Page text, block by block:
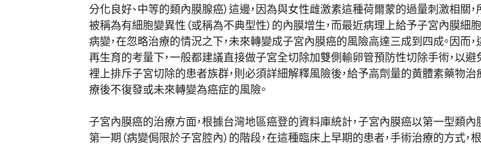
分化良好、中等的類內膜腺癌） 這邊，因為與女性雌激素這種荷爾蒙的過量刺激相關，
被稱為有細胞變異性（或稱為不典型性） 的內膜增生，而最近病理上給予子宮內膜細胞
病變，在忽略治療的情況之下， 未來轉變成子宮內膜癌的風險高達三成到四成。因而，
再生育的考量下，一般都建議直接做子宮全切除加雙側輸卵管預防性切除手術，以避
裡上排斥子宮切除的患者族群，則必須詳細解釋風險後，給予高劑量的黃體素藥物治
療後不復發或未來轉變為癌症的風險。
子宮內膜癌的治療方面，根據台灣地區癌登的資料庫統計， 子宮內膜癌以第一型類內
第一期（病變侷限於子宮腔內）的階段，在這種臨床上早期的患者，手術治療的方式，